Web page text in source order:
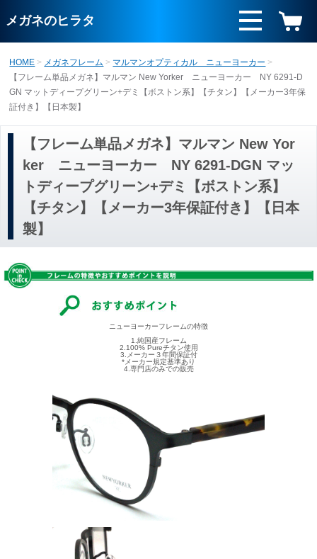
メガネのヒラタ
HOME メガネフレーム
マルマンオプティカル ニューヨーカー
【フレーム単品メガネ】マルマン New Yorker ニューヨーカー NY 6291-D
GN マットディープグリーン+デミ【ボストン系】【チタン】【メーカー3年保
証付き】【日本製】
【フレーム単品メガネ】マルマン New Yor
ker ニューヨーカー NY 6291-DGN マッ
トディープグリーン+デミ【ボストン系】
【チタン】【メーカー3年保証付き】【日本
製】
ニューヨーカーフレームの特徴
1.純国産フレーム
2.100% Pureチタン使用
3.メーカー３年間保証付
*メーカー規定基準あり
4.専門店のみでの販売